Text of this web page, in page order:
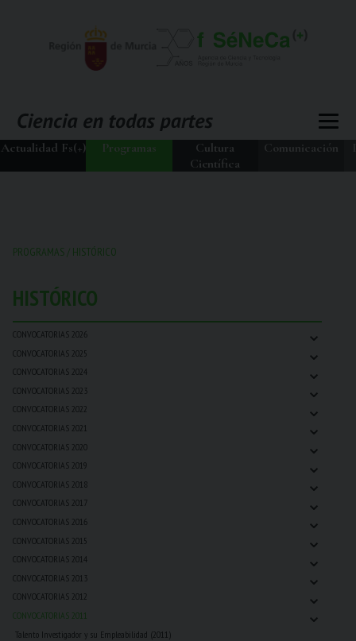
Actualidad Fs(+) Programas
Cultura
Científica
Comunicación
PROGRAMAS / HISTÓRICO
HISTÓRICO
CONVOCATORIAS 2026 ⌄
CONVOCATORIAS 2025 ⌄
CONVOCATORIAS 2024 ⌄
CONVOCATORIAS 2023 ⌄
CONVOCATORIAS 2022 ⌄
CONVOCATORIAS 2021 ⌄
CONVOCATORIAS 2020 ⌄
CONVOCATORIAS 2019 ⌄
CONVOCATORIAS 2018 ⌄
CONVOCATORIAS 2017 ⌄
CONVOCATORIAS 2016 ⌄
CONVOCATORIAS 2015 ⌄
CONVOCATORIAS 2014 ⌄
CONVOCATORIAS 2013 ⌄
CONVOCATORIAS 2012 ⌄
CONVOCATORIAS 2011 ⌄
Talento Investigador y su Empleabilidad (2011)